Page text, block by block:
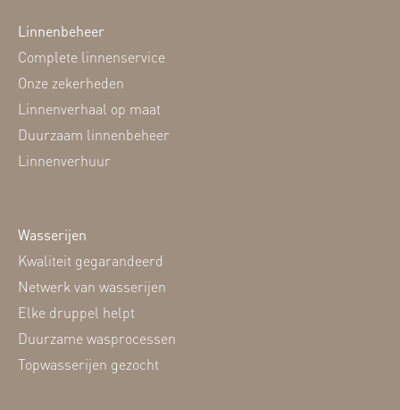
Linnenbeheer
Complete linnenservice
Onze zekerheden
Linnenverhaal op maat
Duurzaam linnenbeheer
Linnenverhuur
Wasserijen
Kwaliteit gegarandeerd
Netwerk van wasserijen
Elke druppel helpt
Duurzame wasprocessen
Topwasserijen gezocht